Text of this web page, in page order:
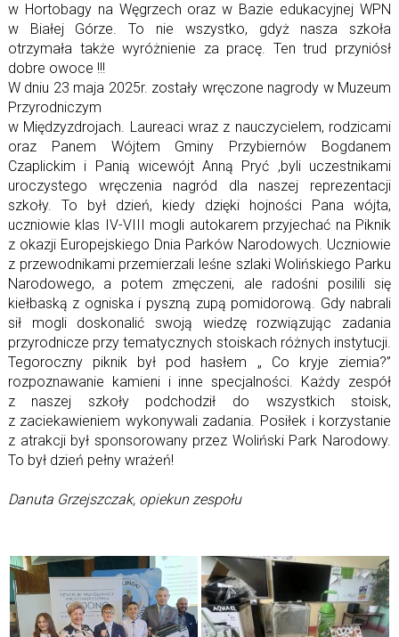
w Hortobagy na Węgrzech oraz w Bazie edukacyjnej WPN
w Białej Górze. To nie wszystko, gdyż nasza szkoła
otrzymała także wyróżnienie za pracę. Ten trud przyniósł
dobre owoce !!!
W dniu 23 maja 2025r. zostały wręczone nagrody w Muzeum
Przyrodniczym
w Międzyzdrojach. Laureaci wraz z nauczycielem, rodzicami
oraz Panem Wójtem Gminy Przybiernów Bogdanem
Czaplickim i Panią wicewójt Anną Pryć ,byli uczestnikami
uroczystego wręczenia nagród dla naszej reprezentacji
szkoły. To był dzień, kiedy dzięki hojności Pana wójta,
uczniowie klas IV-VIII mogli autokarem przyjechać na Piknik
z okazji Europejskiego Dnia Parków Narodowych. Uczniowie
z przewodnikami przemierzali leśne szlaki Wolińskiego Parku
Narodowego, a potem zmęczeni, ale radośni posilili się
kiełbaską z ogniska i pyszną zupą pomidorową. Gdy nabrali
sił mogli doskonalić swoją wiedzę rozwiązując zadania
przyrodnicze przy tematycznych stoiskach różnych instytucji.
Tegoroczny piknik był pod hasłem „ Co kryje ziemia?”
rozpoznawanie kamieni i inne specjalności. Każdy zespół
z naszej szkoły podchodził do wszystkich stoisk,
z zaciekawieniem wykonywali zadania. Posiłek i korzystanie
z atrakcji był sponsorowany przez Woliński Park Narodowy.
To był dzień pełny wrażeń!
Danuta Grzejszczak, opiekun zespołu